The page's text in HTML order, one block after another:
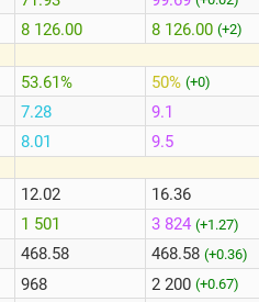
8 126.00
53.61%
7.28
8.01
12.02
1 501
468.58
968
8 126.00 (+2)
50% (+0)
9.1
9.5
16.36
3 824 (+1.27)
468.58 (+0.36)
2 200 (+0.67)